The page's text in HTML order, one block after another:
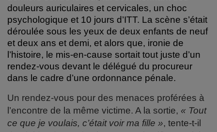
douleurs auriculaires et cervicales, un choc
psychologique et 10 jours d’ITT. La scène s’était
déroulée sous les yeux de deux enfants de neuf
et deux ans et demi, et alors que, ironie de
l’histoire, le mis-en-cause sortait tout juste d’un
rendez-vous devant le délégué du procureur
dans le cadre d’une ordonnance pénale.
Un rendez-vous pour des menaces proférées à
l’encontre de la même victime. A la sortie, « Tout
ce que je voulais, c’était voir ma fille », tente-t-il